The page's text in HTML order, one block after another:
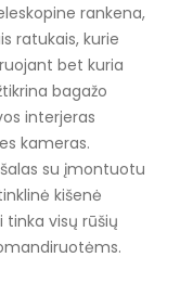
rankena,
ratukais, kurie
bet kuria
bagažo
interjeras
kameras.
su įmontuotu
kišenė
tinka visų rūšių